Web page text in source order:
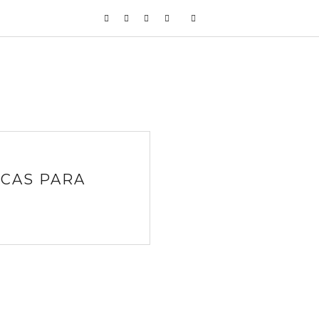
PARA